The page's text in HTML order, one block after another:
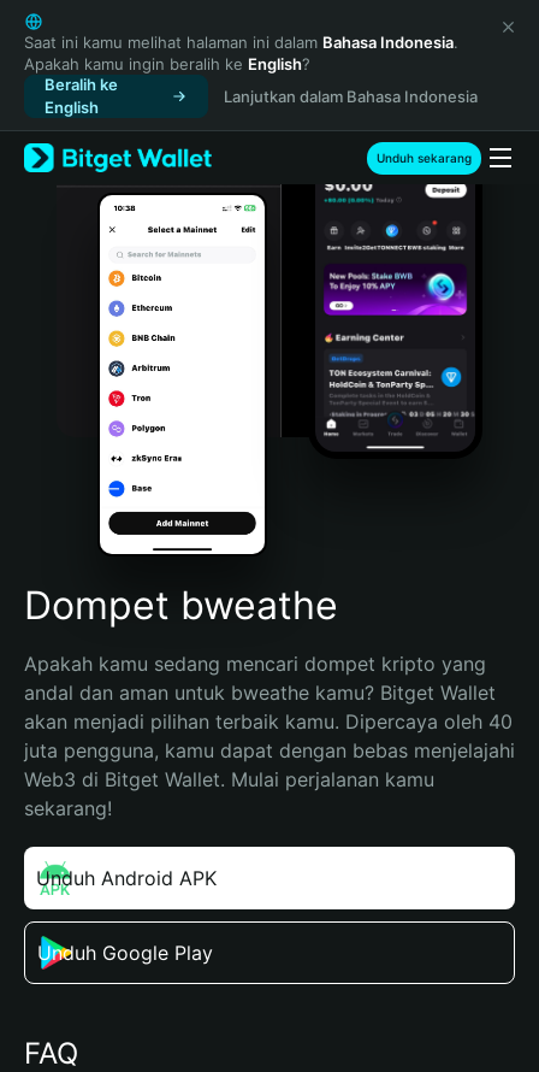
English
日本語
Tiếng Việt
Русский
Español (Latinoamérica)
Türkçe
Italiano
Português (Portugal)
Bahasa Indonesia
Português (Brasil)
Español (Argentina)
Saat ini kamu melihat halaman ini dalam Bahasa Indonesia.
Apakah kamu ingin beralih ke English?
Beralih ke
English
Lanjutkan dalam Bahasa Indonesia
Unduh sekarang
Dompet bweathe
Apakah kamu sedang mencari dompet kripto yang
andal dan aman untuk bweathe kamu? Bitget Wallet
akan menjadi pilihan terbaik kamu. Dipercaya oleh 40
juta pengguna, kamu dapat dengan bebas menjelajahi
Web3 di Bitget Wallet. Mulai perjalanan kamu
sekarang!
Unduh Android APK
Unduh Google Play
FAQ